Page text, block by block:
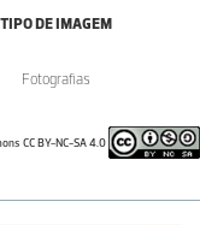
TIPO DE IMAGEM
Fotografias
CC BY-NC-SA 4.0